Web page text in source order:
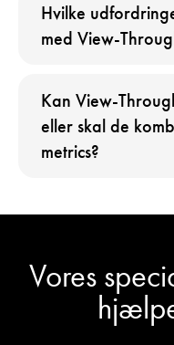
Hvilke
med View-
Kan View-
eller skal de
metrics?
Vores